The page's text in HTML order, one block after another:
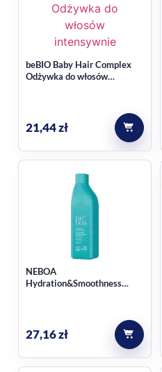
beBIO Baby Hair Complex
Odżywka do włosów
21,44zł
NEBOA
Hydration&Smoothness
27,16zł